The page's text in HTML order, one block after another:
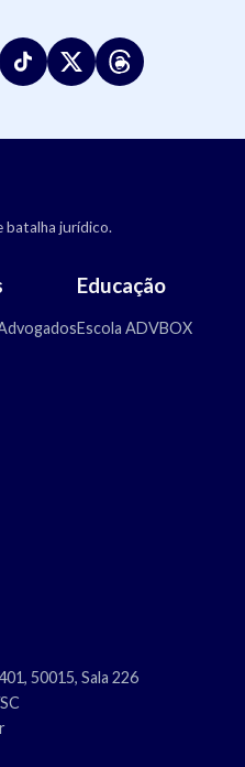
batalha jurídico.
Educação
Escola ADVBOX
50015, Sala 226